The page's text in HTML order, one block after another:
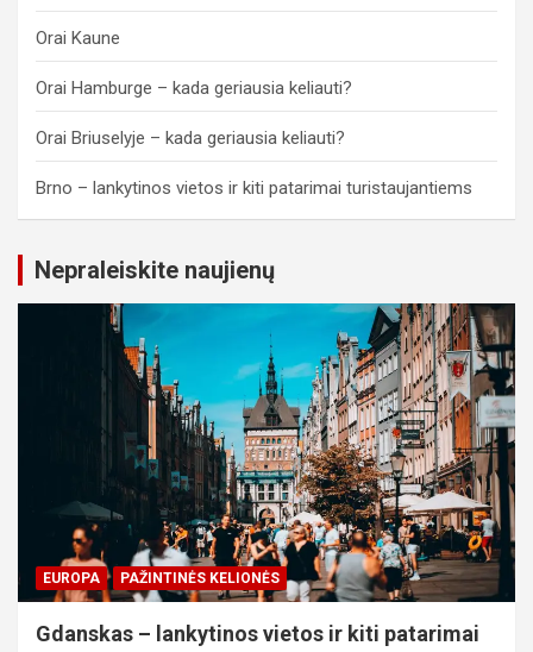
Orai Kaune
Orai Hamburge – kada geriausia keliauti?
Orai Briuselyje – kada geriausia keliauti?
Brno – lankytinos vietos ir kiti patarimai turistaujantiems
Nepraleiskite naujienų
EUROPA PAŽINTINĖS KELIONĖS
Gdanskas – lankytinos vietos ir kiti patarimai